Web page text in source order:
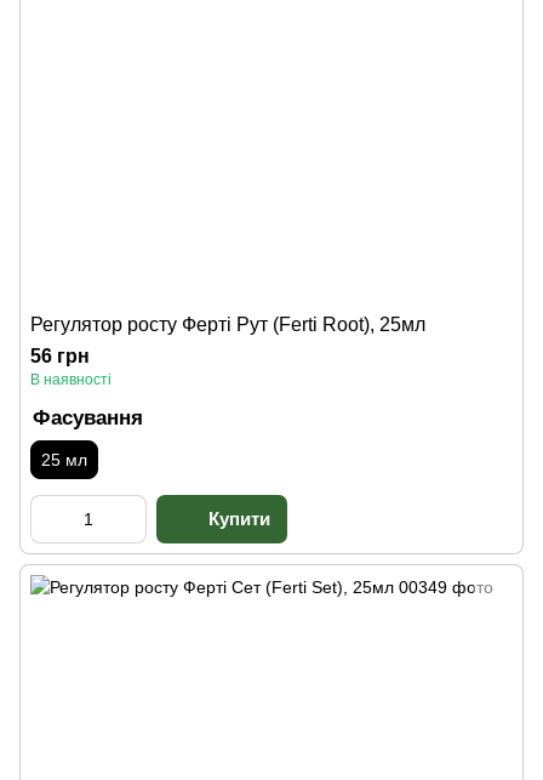
Регулятор росту Ферті Рут (Ferti Root), 25мл
56 грн
В наявності
Фасування
25 мл